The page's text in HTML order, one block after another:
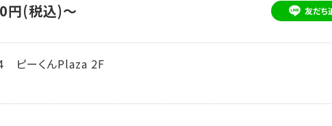
(税込)～ 友だち
ピーくんPlaza 2F